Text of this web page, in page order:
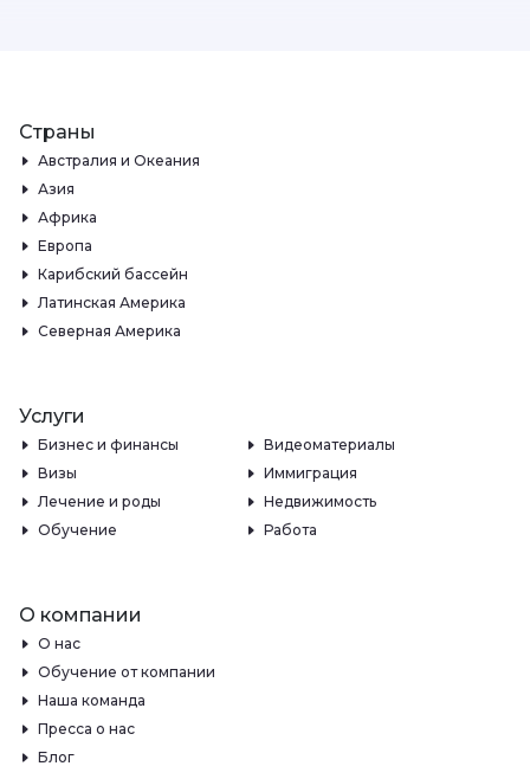
Страны
Австралия и Океания
Азия
Африка
Европа
Карибский бассейн
Латинская Америка
Северная Америка
Услуги
Бизнес и финансы
Видеоматериалы
Визы
Иммиграция
Лечение и роды
Недвижимость
Обучение
Работа
О компании
О нас
Обучение от компании
Наша команда
Пресса о нас
Блог